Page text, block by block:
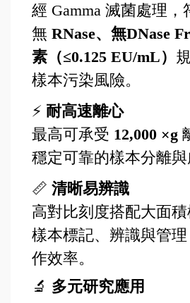
經 Gamma 滅菌處理，
無 RNase、無DNase
素（≤0.125 EU/mL）
樣本污染風險。
⚡ 耐高速離心
最高可承受 12,000 ×g
穩定可靠的樣本分離與
📏 清晰易辨識
高對比刻度搭配大面
樣本標記、辨識與管
作效率。
🔬 多元研究應用